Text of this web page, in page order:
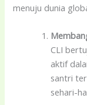
menuju dunia
CLI
aktif
santri
sehari-